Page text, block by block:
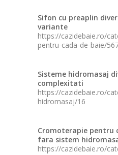
Sifon cu preaplin
variante
https://cazidebaie.ro/
pentru-cada-de-baie/
Sisteme hidromasaj
complexitati
https://cazidebaie.ro/
hidromasaj/16
Cromoterapie pentru
fara sistem
https://cazidebaie.ro/